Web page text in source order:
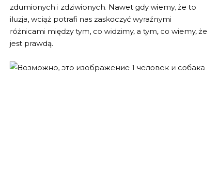
zdumionych i zdziwionych. Nawet gdy wiemy, że to
iluzja, wciąż potrafi nas zaskoczyć wyraźnymi
różnicami między tym, co widzimy, a tym, co wiemy, że
jest prawdą.